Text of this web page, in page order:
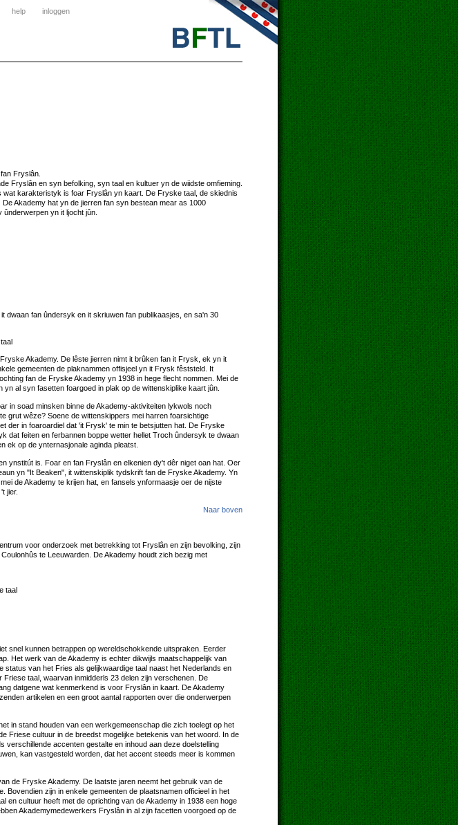
help inloggen
Fryslân.
Fryslân en syn befolking, syn taal en kultuer yn de wiidste omfieming.
karakteristyk is foar Fryslân yn kaart. De Fryske taal, de skiednis
Akademy hat yn de jierren fan syn bestean mear as 1000
yn it ljocht jûn.
dwaan fan ûndersyk en it skriuwen fan publikaasjes, en sa'n 30
Akademy. De lêste jierren nimt it brûken fan it Frysk, ek yn it
gemeenten de plaknammen offisjeel yn it Frysk fêststeld. It
fan de Fryske Akademy yn 1938 in hege flecht nommen. Mei de
al syn fasetten foargoed in plak op de wittenskiplike kaart jûn.
in soad minsken binne de Akademy-aktiviteiten lykwols noch
grut wêze? Soene de wittenskippers mei harren foarsichtige
der in foaroardiel dat 'it Frysk' te min te betsjutten hat. De Fryske
dat feiten en ferbannen boppe wetter hellet Troch ûndersyk te dwaan
ek op de ynternasjonale aginda pleatst.
ynstitút is. Foar en fan Fryslân en elkenien dy't dêr niget oan hat. Oer
yn "It Beaken", it wittenskiplik tydskrift fan de Fryske Akademy. Yn
de Akademy te krijen hat, en fansels ynformaasje oer de nijste
jier.
Naar boven
voor onderzoek met betrekking tot Fryslân en zijn bevolking, zijn
te Leeuwarden. De Akademy houdt zich bezig met
taal
snel kunnen betrappen op wereldschokkende uitspraken. Eerder
Het werk van de Akademy is echter dikwijls maatschappelijk van
status van het Fries als gelijkwaardige taal naast het Nederlands en
taal, waarvan inmidderls 23 delen zijn verschenen. De
datgene wat kenmerkend is voor Fryslân in kaart. De Akademy
artikelen en een groot aantal rapporten over die onderwerpen
in stand houden van een werkgemeenschap die zich toelegt op het
Friese cultuur in de breedst mogelijke betekenis van het woord. In de
verschillende accenten gestalte en inhoud aan deze doelstelling
kan vastgesteld worden, dat het accent steeds meer is kommen
de Fryske Akademy. De laatste jaren neemt het gebruik van de
zijn in enkele gemeenten de plaatsnamen officieel in het
cultuur heeft met de oprichting van de Akademy in 1938 een hoge
Akademymedewerkers Fryslân in al zijn facetten voorgoed op de